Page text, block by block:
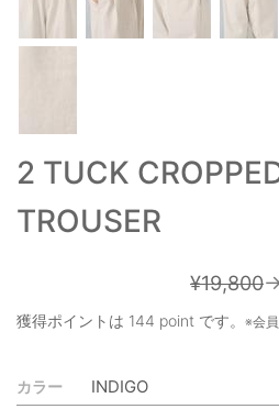
お買い物カゴ
ご利用規約
お問い合わせ
2 TUCK
TROUSER
¥19,800
獲得ポイントは 144 point です。 ※会
カラー